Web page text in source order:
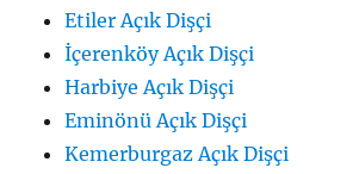
Etiler Açık Dişçi
İçerenköy Açık Dişçi
Harbiye Açık Dişçi
Eminönü Açık Dişçi
Kemerburgaz Açık Dişçi